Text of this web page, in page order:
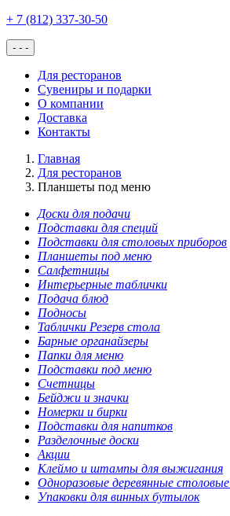
+ 7 (812) 337-30-50
- - -
Для ресторанов
Сувениры и подарки
О компании
Доставка
Контакты
Главная
Для ресторанов
Планшеты под меню
Доски для подачи
Подставки для специй
Подставки для столовых приборов
Планшеты под меню
Салфетницы
Интерьерные таблички
Подача блюд
Подносы
Таблички Резерв стола
Барные органайзеры
Папки для меню
Подставки под меню
Счетницы
Бейджи и значки
Номерки и бирки
Подставки для напитков
Разделочные доски
Акции
Клеймо и штампы для выжигания
Одноразовые деревянные
Упаковки для винных бутылок